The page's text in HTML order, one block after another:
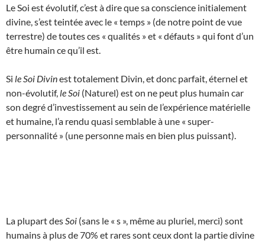
Le Soi est évolutif, c’est à dire que sa conscience initialement
divine, s’est teintée avec le « temps » (de notre point de vue
terrestre) de toutes ces « qualités » et « défauts » qui font d’un
être humain ce qu’il est.
Si le Soi Divinest totalement Divin, et donc parfait, éternel et
non-évolutif, le Soi (Naturel) est on ne peut plus humain car
son degré d’investissement au sein de l’expérience matérielle
et humaine, l’a rendu quasi semblable à une « super-
personnalité » (une personne mais en bien plus puissant).
La plupart des Soi (sans le « s », même au pluriel, merci) sont
humains à plus de 70% et rares sont ceux dont la partie divine